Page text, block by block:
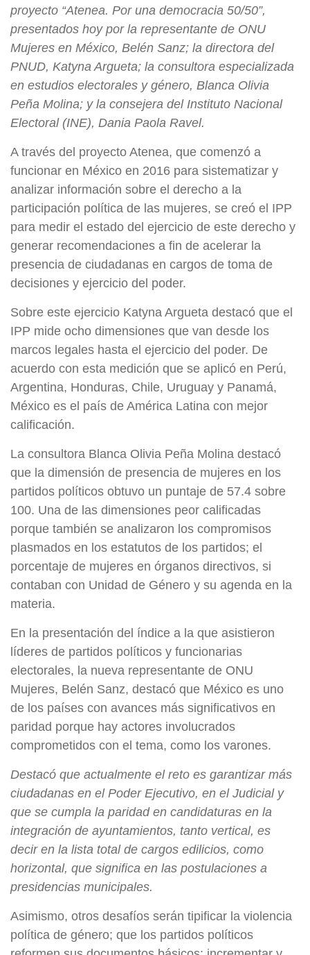
proyecto “Atenea. Por una democracia 50/50”,
presentados hoy por la representante de ONU
Mujeres en México, Belén Sanz; la directora del
PNUD, Katyna Argueta; la consultora especializada
en estudios electorales y género, Blanca Olivia
Peña Molina; y la consejera del Instituto Nacional
Electoral (INE), Dania Paola Ravel.
A través del proyecto Atenea, que comenzó a
funcionar en México en 2016 para sistematizar y
analizar información sobre el derecho a la
participación política de las mujeres, se creó el IPP
para medir el estado del ejercicio de este derecho y
generar recomendaciones a fin de acelerar la
presencia de ciudadanas en cargos de toma de
decisiones y ejercicio del poder.
Sobre este ejercicio Katyna Argueta destacó que el
IPP mide ocho dimensiones que van desde los
marcos legales hasta el ejercicio del poder. De
acuerdo con esta medición que se aplicó en Perú,
Argentina, Honduras, Chile, Uruguay y Panamá,
México es el país de América Latina con mejor
calificación.
La consultora Blanca Olivia Peña Molina destacó
que la dimensión de presencia de mujeres en los
partidos políticos obtuvo un puntaje de 57.4 sobre
100. Una de las dimensiones peor calificadas
porque también se analizaron los compromisos
plasmados en los estatutos de los partidos; el
porcentaje de mujeres en órganos directivos, si
contaban con Unidad de Género y su agenda en la
materia.
En la presentación del índice a la que asistieron
líderes de partidos políticos y funcionarias
electorales, la nueva representante de ONU
Mujeres, Belén Sanz, destacó que México es uno
de los países con avances más significativos en
paridad porque hay actores involucrados
comprometidos con el tema, como los varones.
Destacó que actualmente el reto es garantizar más
ciudadanas en el Poder Ejecutivo, en el Judicial y
que se cumpla la paridad en candidaturas en la
integración de ayuntamientos, tanto vertical, es
decir en la lista total de cargos edilicios, como
horizontal, que significa en las postulaciones a
presidencias municipales.
Asimismo, otros desafíos serán tipificar la violencia
política de género; que los partidos políticos